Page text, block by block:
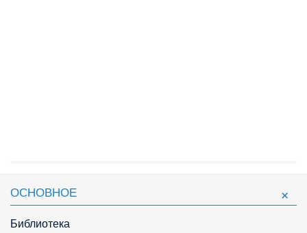
ОСНОВНОЕ
Библиотека